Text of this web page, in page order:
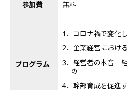
参加費 無料
プログラム
1．コロナ禍で変化
2．企業経営におけ
3．経営者の本音
の
4．幹部育成を促進